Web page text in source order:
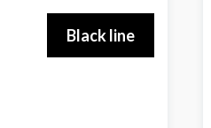
Black line